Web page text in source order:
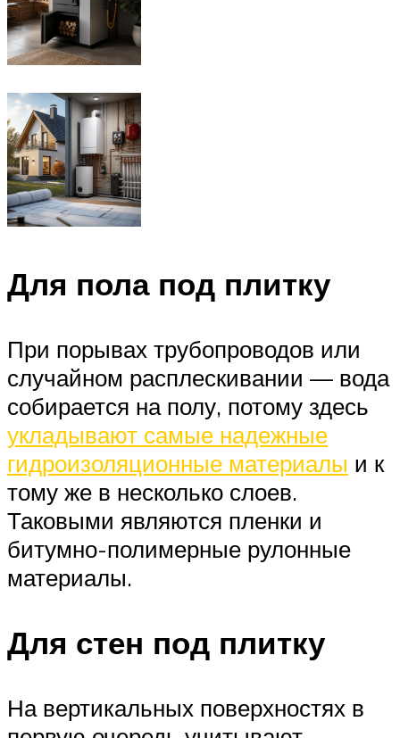
Для пола под плитку
При порывах трубопроводов или
случайном расплескивании — вода
собирается на полу, потому здесь
укладывают самые надежные
гидроизоляционные материалы и к
тому же в несколько слоев.
Таковыми являются пленки и
битумно-полимерные рулонные
материалы.
Для стен под плитку
На вертикальных поверхностях в